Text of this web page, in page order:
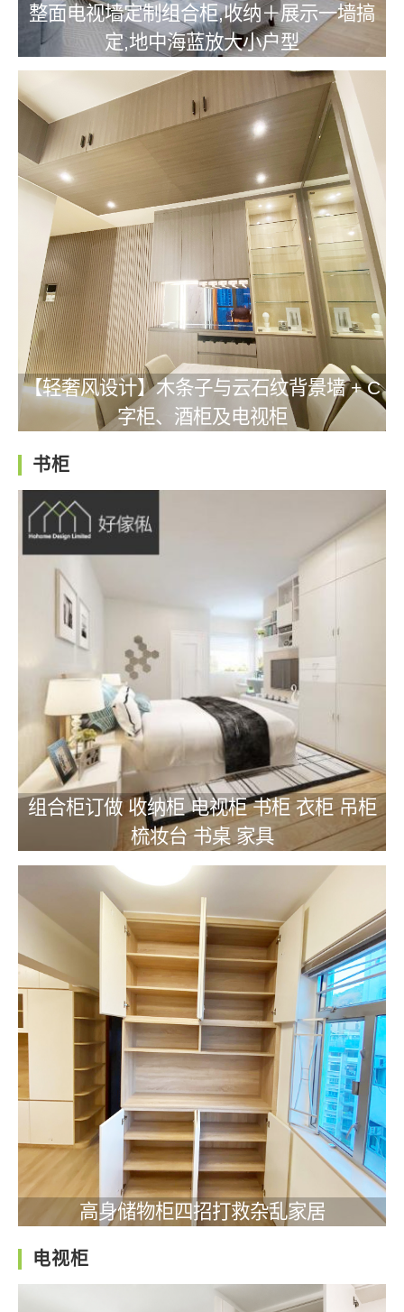
整面电视墙定制组合柜,收纳＋展示一墙搞
定,地中海蓝放大小户型
【轻奢风设计】木条子与云石纹背景墙 + C
字柜、酒柜及电视柜
书柜
组合柜订做 收纳柜 电视柜 书柜 衣柜 吊柜
梳妆台 书桌 家具
高身储物柜四招打救杂乱家居
电视柜